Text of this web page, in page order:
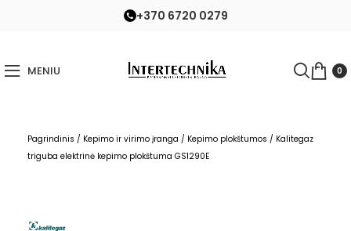
+370 6720 0279
MENIU 0
Pagrindinis / Kepimo ir virimo įranga / Kepimo plokštumos / Kalitegaz
triguba elektrinė kepimo plokštuma GS1290E